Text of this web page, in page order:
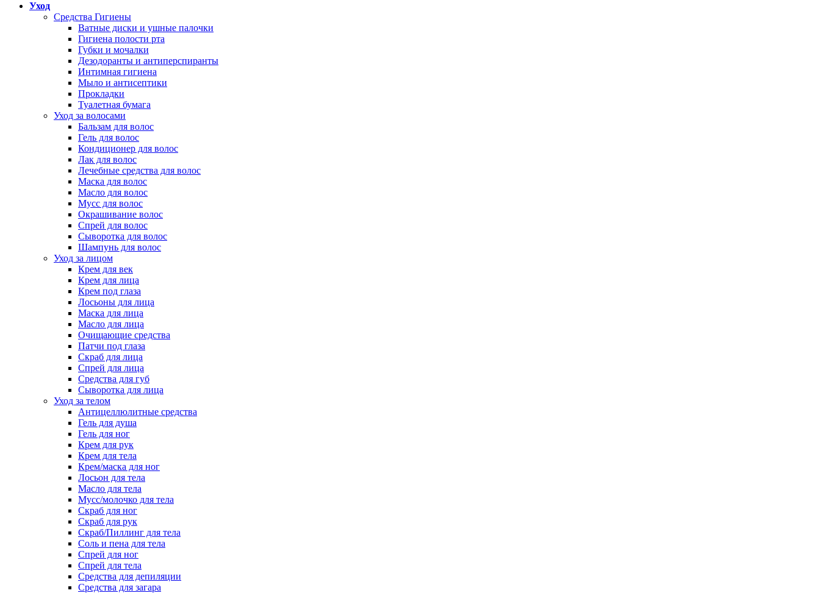
Уход
Средства Гигиены
Ватные диски и ушные палочки
Гигиена полости рта
Губки и мочалки
Дезодоранты и антиперспиранты
Интимная гигиена
Мыло и антисептики
Прокладки
Туалетная бумага
Уход за волосами
Бальзам для волос
Гель для волос
Кондиционер для волос
Лак для волос
Лечебные средства для волос
Маска для волос
Масло для волос
Мусс для волос
Окрашивание волос
Спрей для волос
Сыворотка для волос
Шампунь для волос
Уход за лицом
Крем для век
Крем для лица
Крем под глаза
Лосьоны для лица
Маска для лица
Масло для лица
Очищающие средства
Патчи под глаза
Скраб для лица
Спрей для лица
Средства для губ
Сыворотка для лица
Уход за телом
Антицеллюлитные средства
Гель для душа
Гель для ног
Крем для рук
Крем для тела
Крем/маска для ног
Лосьон для тела
Масло для тела
Мусс/молочко для тела
Скраб для ног
Скраб для рук
Скраб/Пиллинг для тела
Соль и пена для тела
Спрей для ног
Спрей для тела
Средства для депиляции
Средства для загара